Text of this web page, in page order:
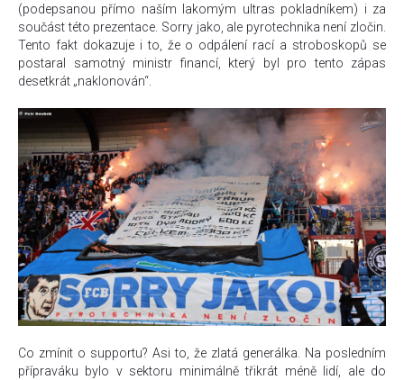
(podepsanou přímo naším lakomým ultras pokladníkem) i za
součást této prezentace. Sorry jako, ale pyrotechnika není zločin.
Tento fakt dokazuje i to, že o odpálení rací a stroboskopů se
postaral samotný ministr financí, který byl pro tento zápas
desetkrát „naklonován“.
Co zmínit o supportu? Asi to, že zlatá generálka. Na posledním
přípraváku bylo v sektoru minimálně třikrát méně lidí, ale do